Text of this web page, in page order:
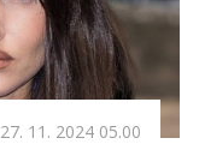
27. 11. 2024 05.00